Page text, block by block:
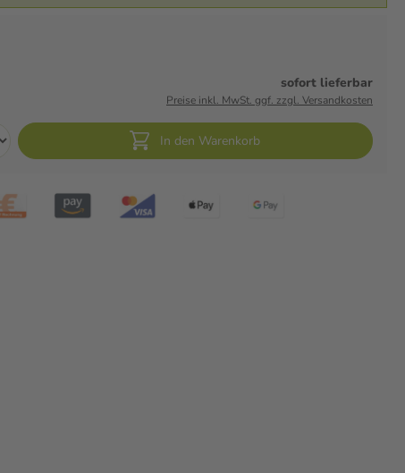
sofort lieferbar
Preise inkl. MwSt. ggf. zzgl. Versandkosten
In den Warenkorb